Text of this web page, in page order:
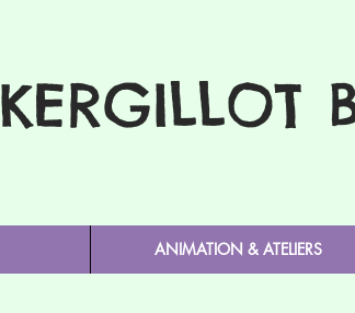
KERGILLOT
ANIMATION & ATELIERS